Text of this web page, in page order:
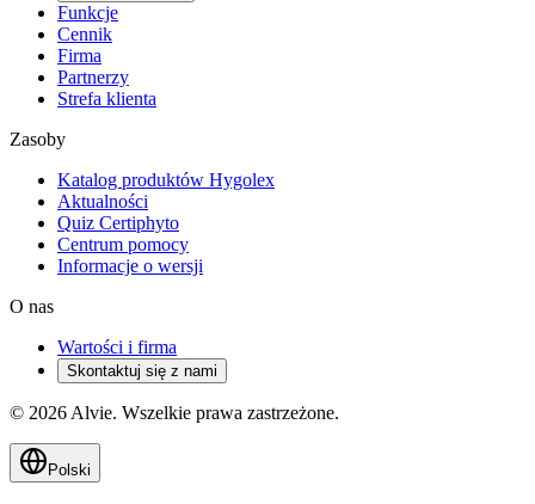
Funkcje
Cennik
Firma
Partnerzy
Strefa klienta
Zasoby
Katalog produktów Hygolex
Aktualności
Quiz Certiphyto
Centrum pomocy
Informacje o wersji
O nas
Wartości i firma
Skontaktuj się z nami
© 2026 Alvie. Wszelkie prawa zastrzeżone.
Polski